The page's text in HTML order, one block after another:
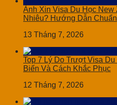
Ảnh Xin Visa Du Học
Nhiêu? Hướng Dẫn Chuẩn
13 Tháng 7, 2026
Top 7 Lý Do Trượt Visa
Biến Và Cách Khắc Phục
12 Tháng 7, 2026